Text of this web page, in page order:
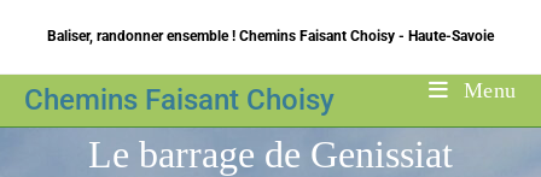
content
Baliser, randonner ensemble ! Chemins Faisant Choisy - Haute-Savoie
Chemins Faisant Choisy Menu
Le barrage de Genissiat